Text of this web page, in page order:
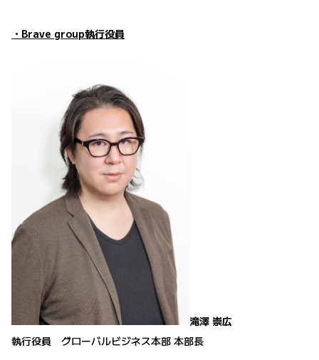
・Brave group執行役員
滝澤 崇広
執行役員 グローバルビジネス本部 本部長